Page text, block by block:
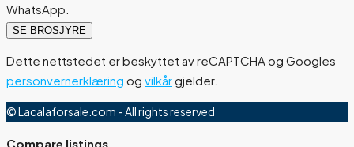
WhatsApp.
SE BROSJYRE
Dette nettstedet er beskyttet av reCAPTCHA og Googles
personvernerklæring og vilkårgjelder.
© Lacalaforsale.com - All rights reserved
Compare listings